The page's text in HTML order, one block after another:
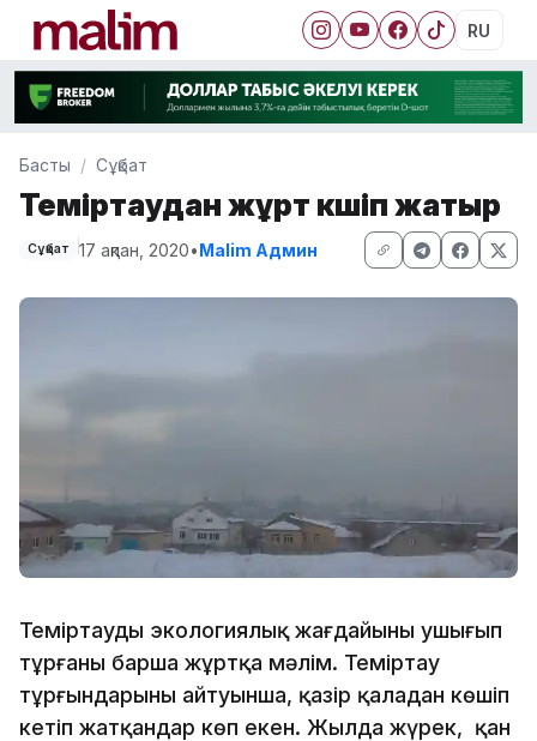
RU
Басты Сұқбат
Теміртаудан жұрт көшіп жатыр
Сұқбат 17 ақпан, 2020•Malim Админ
Теміртаудың экологиялық жағдайының ушығып
тұрғаны барша жұртқа мәлім. Теміртау
тұрғындарының айтуынша, қазір қаладан көшіп
кетіп жатқандар көп екен. Жылда жүрек, қан